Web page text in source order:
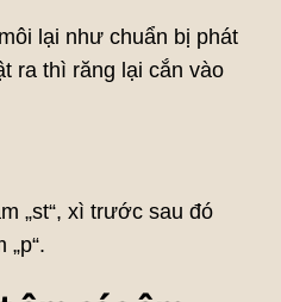
lại như chuẩn bị phát
ra thì răng lại cắn vào
„st“, xì trước sau đó